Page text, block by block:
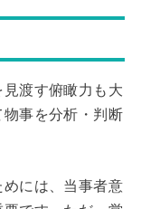
渡す俯瞰力も大
事を分析・判断
めには、当事者意